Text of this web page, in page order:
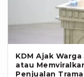
KDM Ajak
atau
Penjualan